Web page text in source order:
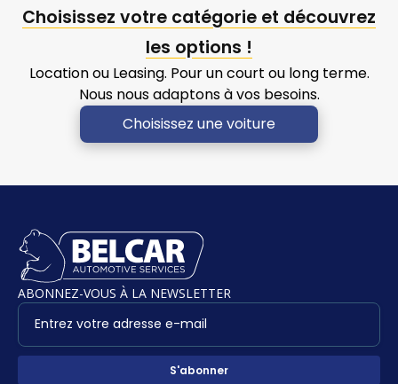
Choisissez votre catégorie et découvrez
les options !
Location ou Leasing. Pour un court ou long terme.
Nous nous adaptons à vos besoins.
Choisissez une voiture
ABONNEZ-VOUS À LA NEWSLETTER